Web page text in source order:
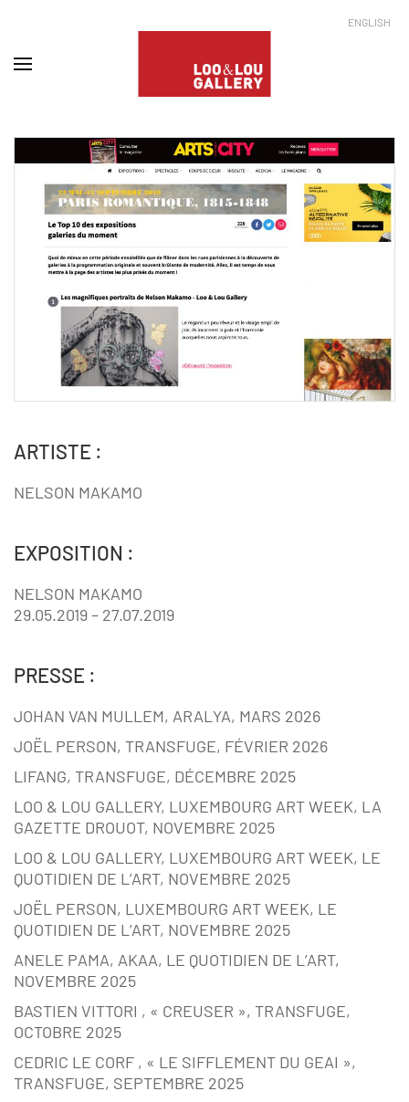
ENGLISH
ARTISTE :
NELSON MAKAMO
EXPOSITION :
NELSON MAKAMO
29.05.2019 – 27.07.2019
PRESSE :
JOHAN VAN MULLEM, ARALYA, MARS 2026
JOËL PERSON, TRANSFUGE, FÉVRIER 2026
LIFANG, TRANSFUGE, DÉCEMBRE 2025
LOO & LOU GALLERY, LUXEMBOURG ART WEEK, LA
GAZETTE DROUOT, NOVEMBRE 2025
LOO & LOU GALLERY, LUXEMBOURG ART WEEK, LE
QUOTIDIEN DE L’ART, NOVEMBRE 2025
JOËL PERSON, LUXEMBOURG ART WEEK, LE
QUOTIDIEN DE L’ART, NOVEMBRE 2025
ANELE PAMA, AKAA, LE QUOTIDIEN DE L’ART,
NOVEMBRE 2025
BASTIEN VITTORI , « CREUSER », TRANSFUGE,
OCTOBRE 2025
CEDRIC LE CORF , « LE SIFFLEMENT DU GEAI »,
TRANSFUGE, SEPTEMBRE 2025